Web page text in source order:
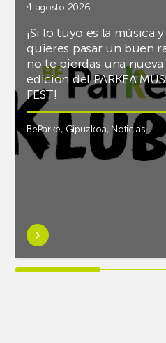
4 agosto 2026
¡Si lo tuyo es la música y
quieres pasar un buen
no te pierdas una nueva
edición del PARKEA
FEST!
BeParke, Gipuzkoa, Noticias
Saber
más
sobre¡Si